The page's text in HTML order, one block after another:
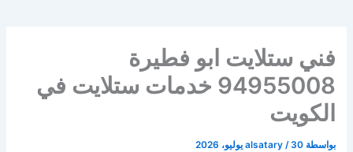
فني ستلايت ابو فطيرة
94955008 خدمات ستلايت في
الكويت
بواسطة alsatary /30 يوليو، 2026